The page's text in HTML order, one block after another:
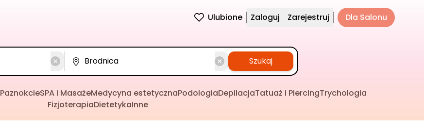
Ulubione Zaloguj Zarejestruj Dla Salonu
Szukaj
PaznokcieSPA i MasażeMedycyna estetycznaPodologiaDepilacjaTatuaż i PiercingTrychologia
FizjoterapiaDietetykaInne